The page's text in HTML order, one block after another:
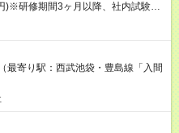
)※研修期間3ヶ月以降、社内試験に
格後、時給＋50～100円の昇給あ
給与は本採用時と同じです。
最寄り駅：西武池袋・豊島線「入間